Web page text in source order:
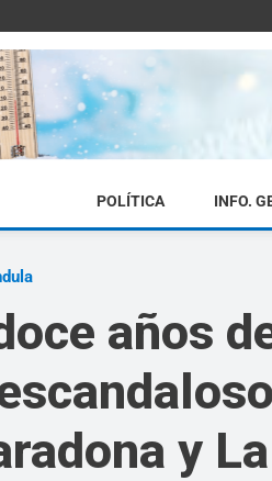
POLÍTICA INFO.
años
y